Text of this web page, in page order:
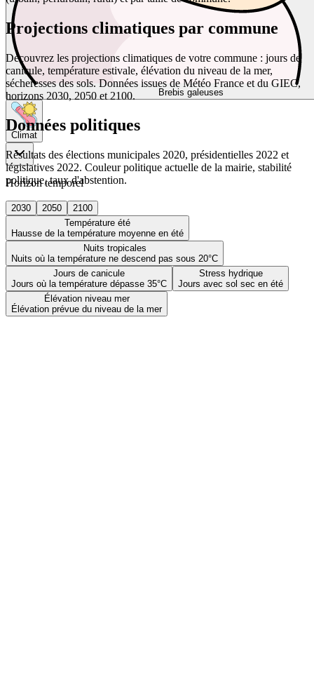
Brebis galeuses
Climat
Horizon temporel
2030 2050
2100
Température été
Hausse de la température moyenne en été
Nuits tropicales
Nuits où la température ne descend pas sous 20°C
Jours de canicule
Jours où la température dépasse 35°C
Stress hydrique
Jours avec sol sec en été
Élévation niveau mer
Élévation prévue du niveau de la mer
Projections climatiques par commune
Découvrez les projections climatiques de votre commune : jours de
canicule, température estivale, élévation du niveau de la mer,
sécheresses des sols. Données issues de Météo France et du GIEC,
horizons 2030, 2050 et 2100.
Données politiques
Résultats des élections municipales 2020, présidentielles 2022 et
législatives 2022. Couleur politique actuelle de la mairie, stabilité
politique, taux d'abstention.